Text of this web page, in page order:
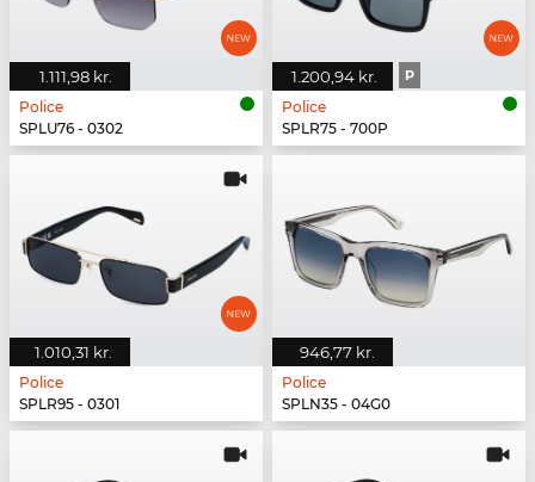
1.111,98 kr.
Police
SPLU76 - 0302
1.200,94 kr. P
Police
SPLR75 - 700P
1.010,31 kr.
Police
SPLR95 - 0301
946,77 kr.
Police
SPLN35 - 04G0